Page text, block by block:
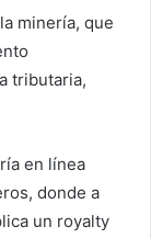
minería, que
tributaria,
en línea
donde a
un royalty